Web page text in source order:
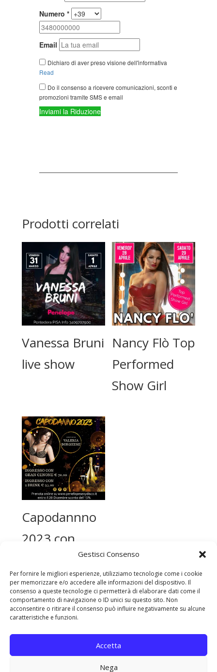
Gestisci Consenso
Per fornire le migliori esperienze, utilizziamo tecnologie come i cookie
per memorizzare e/o accedere alle informazioni del dispositivo. Il
consenso a queste tecnologie ci permetterà di elaborare dati come il
comportamento di navigazione o ID unici su questo sito. Non
acconsentire o ritirare il consenso può influire negativamente su alcune
caratteristiche e funzioni.
Accetta
Nega
Prodotti correlati
Vanessa Bruni
live show
Nancy Flò Top
Performed
Show Girl
Capodannno
2023 con
Borghese